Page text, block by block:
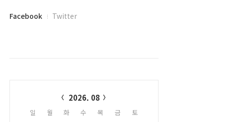
글
페
Facebook Twitter
2026. 08
일 월 화 수 목 금
토